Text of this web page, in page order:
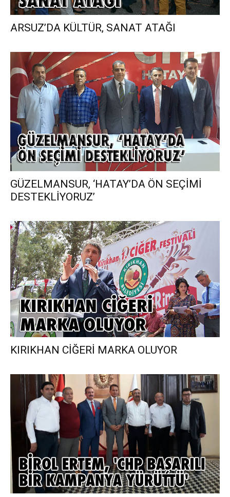
ARSUZ’DA KÜLTÜR, SANAT ATAĞI
GÜZELMANSUR, ‘HATAY’DA ÖN SEÇİMİ
DESTEKLİYORUZ’
KIRIKHAN CİĞERİ MARKA OLUYOR